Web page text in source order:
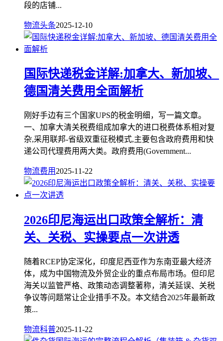
段的店铺...
物流头条2025-12-10
国际快递税金详解:加拿大、新加坡、
德国清关费用全面解析
刚好手边有三个国家UPS的税金明细，写一篇文章。
一、加拿大清关税费组成加拿大的进口税费体系相对复
杂,采用联邦-省级双重征税模式,主要包含政府费用和快
递公司代理费用两大类。政府费用(Government...
物流费用 2025-11-22
2026印尼海运出口政策全解析：清
关、关税、实操要点一次讲透
随着RCEP协定深化，印度尼西亚作为东南亚最大经济
体，成为中国物流及外贸企业的重点布局市场。但印尼
海关以监管严格、政策动态调整著称，清关延误、关税
争议等问题常让企业措手不及。本文结合2025年最新政
策...
物流科普2025-11-22